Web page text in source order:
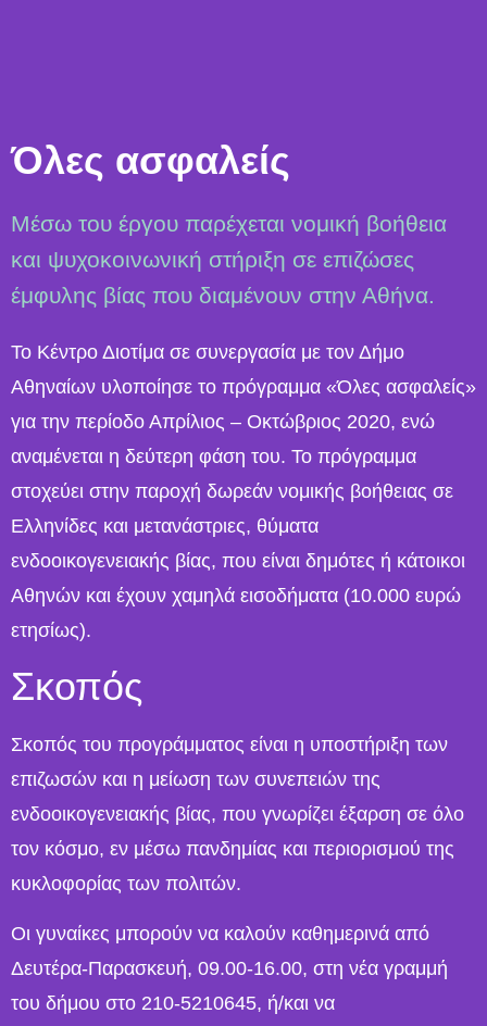
Όλες ασφαλείς
Μέσω του έργου παρέχεται νομική βοήθεια
και ψυχοκοινωνική στήριξη σε επιζώσες
έμφυλης βίας που διαμένουν στην Αθήνα.
Το Κέντρο Διοτίμα σε συνεργασία με τον Δήμο
Αθηναίων υλοποίησε το πρόγραμμα «Όλες ασφαλείς»
για την περίοδο Απρίλιος – Οκτώβριος 2020, ενώ
αναμένεται η δεύτερη φάση του. Το πρόγραμμα
στοχεύει στην παροχή δωρεάν νομικής βοήθειας σε
Ελληνίδες και μετανάστριες, θύματα
ενδοοικογενειακής βίας, που είναι δημότες ή κάτοικοι
Αθηνών και έχουν χαμηλά εισοδήματα (10.000 ευρώ
ετησίως).
Σκοπός
Σκοπός του προγράμματος είναι η υποστήριξη των
επιζωσών και η μείωση των συνεπειών της
ενδοοικογενειακής βίας, που γνωρίζει έξαρση σε όλο
τον κόσμο, εν μέσω πανδημίας και περιορισμού της
κυκλοφορίας των πολιτών.
Οι γυναίκες μπορούν να καλούν καθημερινά από
Δευτέρα-Παρασκευή, 09.00-16.00, στη νέα γραμμή
του δήμου στο 210-5210645, ή/και να